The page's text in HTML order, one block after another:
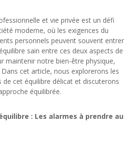
et vie privée est un défi
moderne, où les exigences du
personnels peuvent souvent entrer
sain entre ces deux aspects de
maintenir notre bien-être physique,
cet article, nous explorerons les
de cet équilibre délicat et discuterons
équilibrée.
: Les alarmes à prendre au